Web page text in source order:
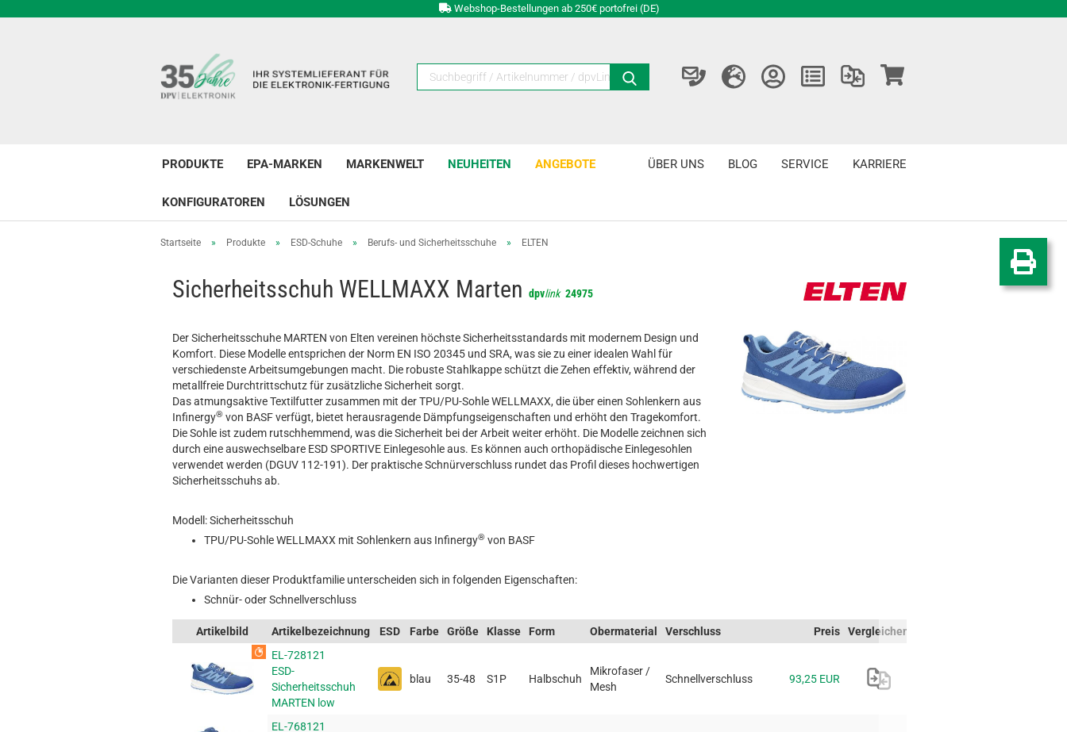
Webshop-Bestellungen ab 250€ portofrei (DE)
PRODUKTE EPA-MARKEN MARKENWELT NEUHEITEN ANGEBOTE
KONFIGURATOREN LÖSUNGEN
KARRIERE
SERVICE
BLOG
ÜBER UNS
Startseite » Produkte » ESD-Schuhe » Berufs- und Sicherheitsschuhe » ELTEN
Sicherheitsschuh WELLMAXX Marten dpvlink 24975
Der Sicherheitsschuhe MARTEN von Elten vereinen höchste Sicherheitsstandards mit modernem Design und
Komfort. Diese Modelle entsprichen der Norm EN ISO 20345 und SRA, was sie zu einer idealen Wahl für
verschiedenste Arbeitsumgebungen macht. Die robuste Stahlkappe schützt die Zehen effektiv, während der
metallfreie Durchtrittschutz für zusätzliche Sicherheit sorgt.
Das atmungsaktive Textilfutter zusammen mit der TPU/PU-Sohle WELLMAXX, die über einen Sohlenkern aus
Infinergy® von BASF verfügt, bietet herausragende Dämpfungseigenschaften und erhöht den Tragekomfort.
Die Sohle ist zudem rutschhemmend, was die Sicherheit bei der Arbeit weiter erhöht. Die Modelle zeichnen sich
durch eine auswechselbare ESD SPORTIVE Einlegesohle aus. Es können auch orthopädische Einlegesohlen
verwendet werden (DGUV 112-191). Der praktische Schnürverschluss rundet das Profil dieses hochwertigen
Sicherheitsschuhs ab.
Modell: Sicherheitsschuh
TPU/PU-Sohle WELLMAXX mit Sohlenkern aus Infinergy® von BASF
Die Varianten dieser Produktfamilie unterscheiden sich in folgenden Eigenschaften:
Schnür- oder Schnellverschluss
Artikelbild Artikelbezeichnung ESD Farbe Größe Klasse Form Obermaterial Verschluss Preis
Vergleichen
EL-728121
ESD-
Sicherheitsschuh
MARTEN low
blau 35-48 S1P Halbschuh
Mikrofaser /
Mesh
Schnellverschluss 93,25 EUR
EL-768121